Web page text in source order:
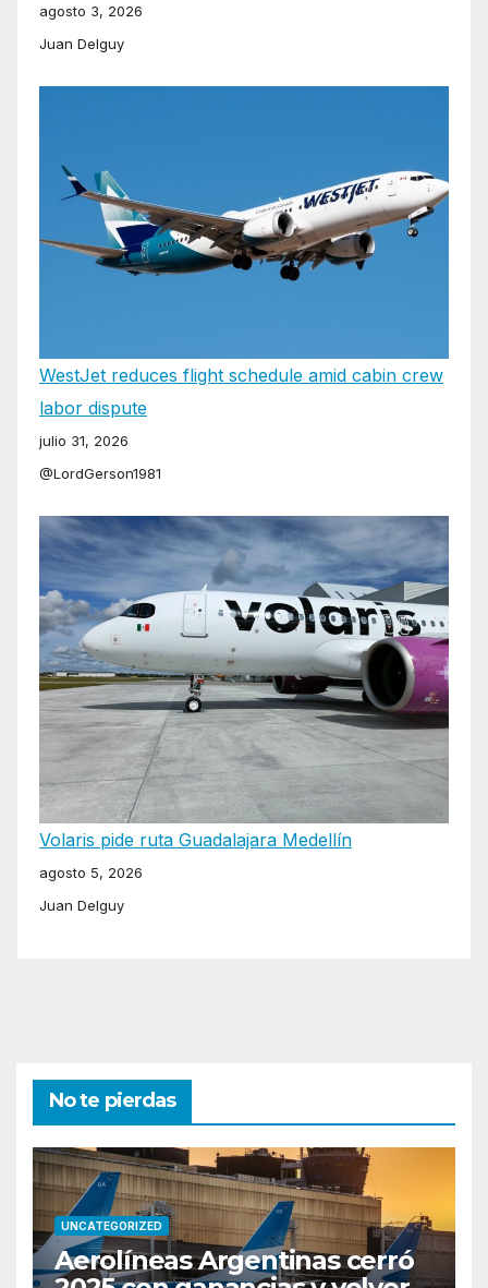
agosto 3, 2026
Juan Delguy
WestJet reduces flight schedule amid cabin crew
labor dispute
julio 31, 2026
@LordGerson1981
Volaris pide ruta Guadalajara Medellín
agosto 5, 2026
Juan Delguy
No te pierdas
UNCATEGORIZED
Aerolíneas Argentinas cerró